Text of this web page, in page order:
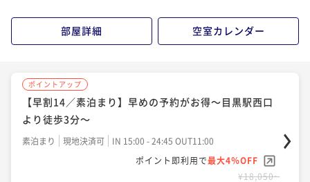
ポイント即利用で最大7％OFF
¥18,810~
ポイントアップ
【早割45／素泊まり】早めの予約がお得～目黒駅西口
より徒歩3分～
事前決済可
IN 15:00 - 28:00 OUT11:00
部屋詳細 空室カレンダー
ポイントアップ
【早割14／素泊まり】早めの予約がお得～目黒駅西口
より徒歩3分～
素泊まり 現地決済可
IN 15:00 - 24:45 OUT11:00
ポイント即利用で最大4％OFF
¥18,050~